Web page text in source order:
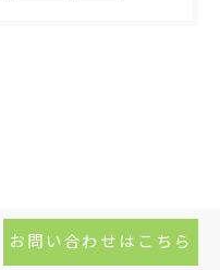
お問い合わせはこちら